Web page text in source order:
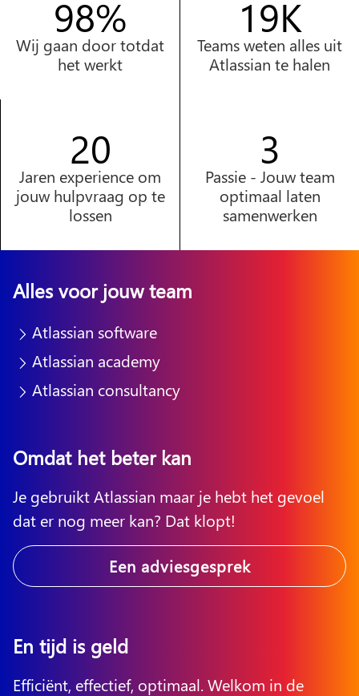
99%
Wij gaan door totdat
het werkt
20K
Teams weten alles uit
Atlassian te halen
20
Jaren experience om
jouw hulpvraag op te
lossen
2
Passie - Jouw team
optimaal laten
samenwerken
Alles voor jouw team
Atlassian software
Atlassian academy
Atlassian consultancy
Omdat het beter kan
Je gebruikt Atlassian maar je hebt het gevoel
dat er nog meer kan? Dat klopt!
Een adviesgesprek
En tijd is geld
Efficiënt, effectief, optimaal. Welkom in de